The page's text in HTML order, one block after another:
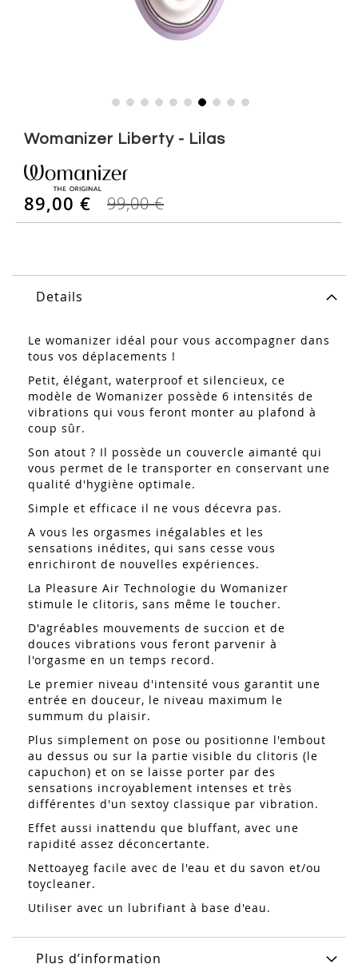
beginning
the
images
Womanizer Liberty - Lilas
89,00 € 99,00 €
Details
Le womanizer idéal pour vous accompagner dans
tous vos déplacements !
Petit, élégant, waterproof et silencieux, ce
modèle de Womanizer possède 6 intensités de
vibrations qui vous feront monter au plafond à
coup sûr.
Son atout ? Il possède un couvercle aimanté qui
vous permet de le transporter en conservant une
qualité d'hygiène optimale.
Simple et efficace il ne vous décevra pas.
A vous les orgasmes inégalables et les
sensations inédites, qui sans cesse vous
enrichiront de nouvelles expériences.
La Pleasure Air Technologie du Womanizer
stimule le clitoris, sans même le toucher.
D'agréables mouvements de succion et de
douces vibrations vous feront parvenir à
l'orgasme en un temps record.
Le premier niveau d'intensité vous garantit une
entrée en douceur, le niveau maximum le
summum du plaisir.
Plus simplement on pose ou positionne l'embout
au dessus ou sur la partie visible du clitoris (le
capuchon) et on se laisse porter par des
sensations incroyablement intenses et très
différentes d'un sextoy classique par vibration.
Effet aussi inattendu que bluffant, avec une
rapidité assez déconcertante.
Nettoayeg facile avec de l'eau et du savon et/ou
toycleaner.
Utiliser avec un lubrifiant à base d'eau.
Plus d’information